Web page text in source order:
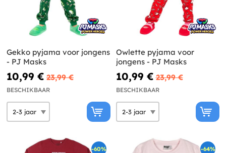
Gekko pyjama voor jongens
- PJ Masks
10,99 € 23,99 €
BESCHIKBAAR
Owlette pyjama voor
jongens - PJ Masks
10,99 € 23,99 €
BESCHIKBAAR
-60% -64%